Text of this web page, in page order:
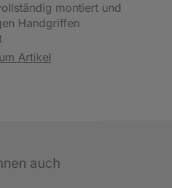
montiert und
Handgriffen
Artikel
auch